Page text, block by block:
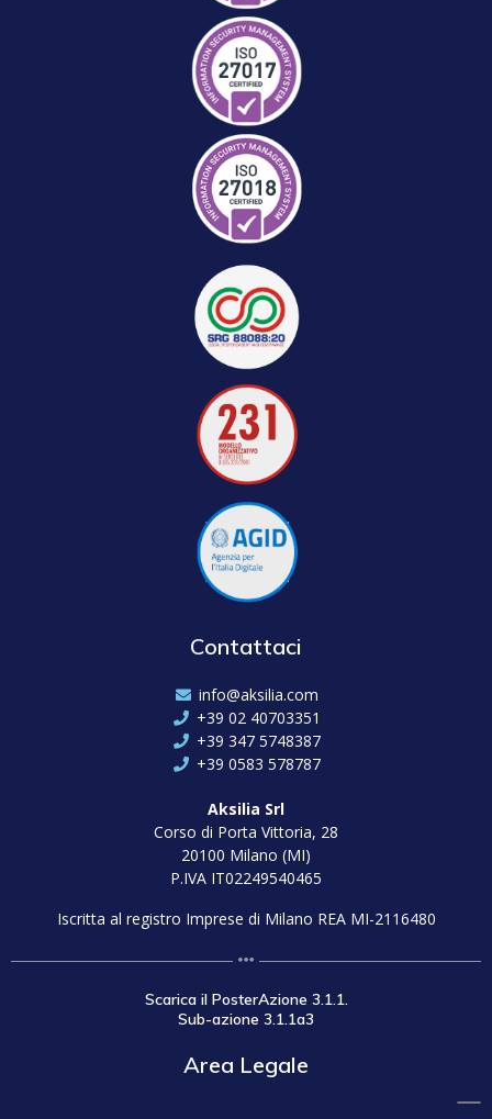
Contattaci
info@aksilia.com
+39 02 40703351
+39 347 5748387
+39 0583 578787
Aksilia Srl
Corso di Porta Vittoria, 28
20100 Milano (MI)
P.IVA IT02249540465
Iscritta al registro Imprese di Milano REA MI-2116480
Scarica il PosterAzione 3.1.1.
Sub-azione 3.1.1a3
Area Legale